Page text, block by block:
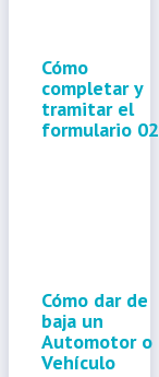
Cómo
completar y
tramitar el
formulario 02
Cómo dar de
baja un
Automotor o
Vehículo